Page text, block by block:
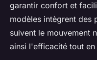
garantir confort et
modèles intègrent des
suivent le mouvement
ainsi l'efficacité tout